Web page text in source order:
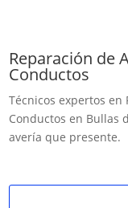
Reparación de
Conductos
Técnicos expertos
Conductos en Bullas
avería que presente.